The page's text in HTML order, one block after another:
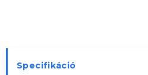
Specifikáció